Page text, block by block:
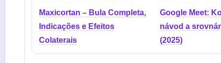
Maxicortan – Bula Completa,
Indicações e Efeitos
Colaterais
Google Meet:
návod a
(2025)